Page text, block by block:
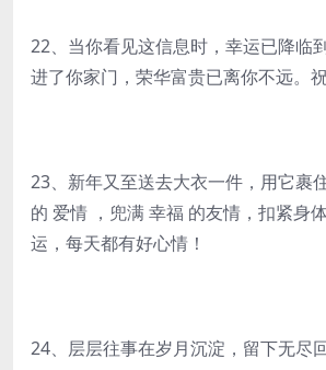
22、当你看见这信息时，幸运已降临
进了你家门，荣华富贵已离你不远。
23、新年又至送去大衣一件，用它裹
的 爱情 ，兜满 幸福 的友情，扣紧身
运，每天都有好心情！
24、层层往事在岁月沉淀，留下无尽